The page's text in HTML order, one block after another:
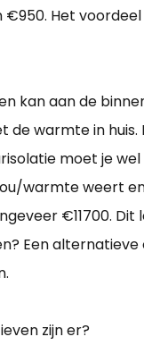
€950. Het
kan aan de
de warmte in
moet je
warmte weert
€11700.
Een
zijn er?